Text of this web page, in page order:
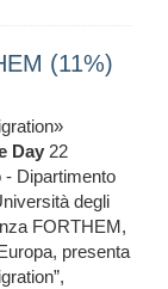
(11%)
Day 22
- Dipartimento
degli
FORTHEM,
presenta